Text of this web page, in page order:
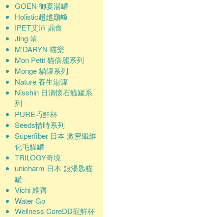
GOEN 御宴湯罐
Holistic超越巔峰
IPET艾沛 鼎食
Jing 靖
M'DARYN 喵樂
Mon Petit 貓倍麗系列
Monge 貓罐系列
Nature 養生湯罐
Nisshin 日清懷石貓罐系
列
PURE巧鮮杯
Seeds惜時系列
Superfiber 日本 激密纖維
化毛貓罐
TRILOGY奇境
unicharm 日本 銀湯匙貓
罐
Vichi 維齊
Water Go
Wellness CoreDD寵鮮杯